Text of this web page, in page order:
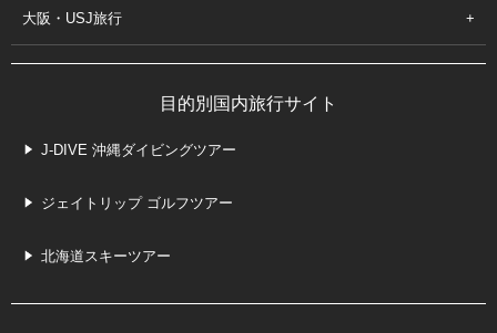
大阪・USJ旅行
目的別国内旅行サイト
J-DIVE 沖縄ダイビングツアー
ジェイトリップ ゴルフツアー
北海道スキーツアー